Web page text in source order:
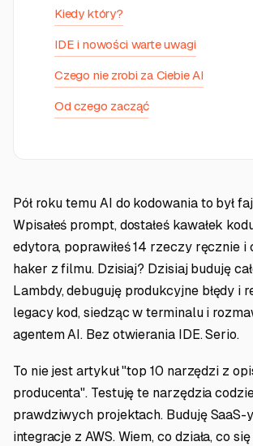
Kiedy który?
IDE i nowości warte uwagi
Czego nie zrobi za Ciebie AI
Od czego zacząć
Pół roku temu AI do kodowania to był
Wpisałeś prompt, dostałeś kawałek
edytora, poprawiłeś 14 rzeczy ręcznie i
haker z filmu. Dzisiaj? Dzisiaj buduję
Lambdy, debuguję produkcyjne błędy i
legacy kod, siedząc w terminalu i
agentem AI. Bez otwierania IDE. Serio.
To nie jest artykuł "top 10 narzędzi z
producenta". Testuję te narzędzia
prawdziwych projektach. Buduję SaaS-
integracje z AWS. Wiem, co działa, co